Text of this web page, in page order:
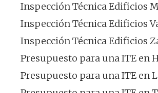
Inspección Técnica Edificios
Inspección Técnica Edificios
Inspección Técnica Edificios
Presupuesto para una ITE en
Presupuesto para una ITE en